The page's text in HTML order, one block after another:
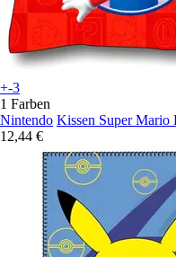
+-3
1 Farben
Nintendo Kissen Super Mario
12,44 €